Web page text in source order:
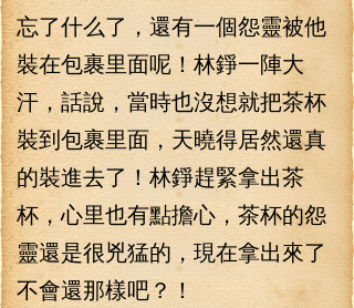
忘了什么了，還有一個怨靈被他
裝在包裹里面呢！林錚一陣大
汗，話說，當時也沒想就把茶杯
裝到包裹里面，天曉得居然還真
的裝進去了！林錚趕緊拿出茶
杯，心里也有點擔心，茶杯的怨
靈還是很兇猛的，現在拿出來了
不會還那樣吧？！